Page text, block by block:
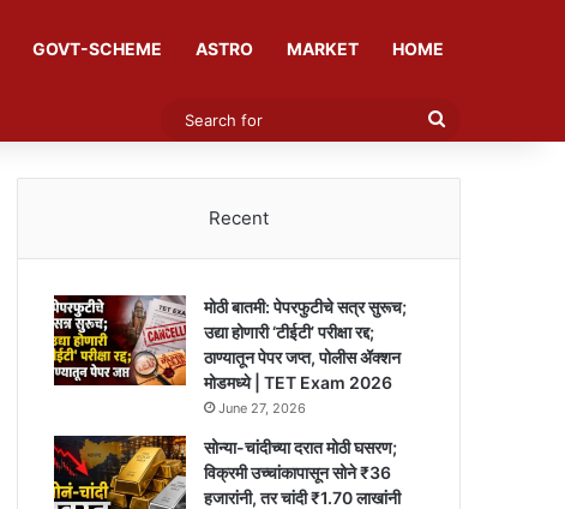
GOVT-SCHEME ASTRO MARKET HOME
Search
Recent
मोठी बातमी: पेपरफुटीचे सत्र सुरूच;
उद्या होणारी ‘टीईटी’ परीक्षा रद्द;
ठाण्यातून पेपर जप्त, पोलीस ॲक्शन
मोडमध्ये | TET Exam 2026
June 27, 2026
सोन्या-चांदीच्या दरात मोठी घसरण;
विक्रमी उच्चांकापासून सोने ₹36
हजारांनी, तर चांदी ₹1.70 लाखांनी